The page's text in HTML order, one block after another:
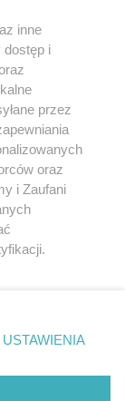
powielany i
sposób
polu
w
użycie
z naruszeniem
groźbą kary i
inne
dostęp i
przez
oraz
i Zaufani
prywatności
zgody
takiemu
USTAWIENIA